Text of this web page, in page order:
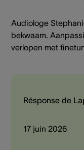
Audiologe
bekwaam.
verlopen met
Résponse de
17 juin 2026